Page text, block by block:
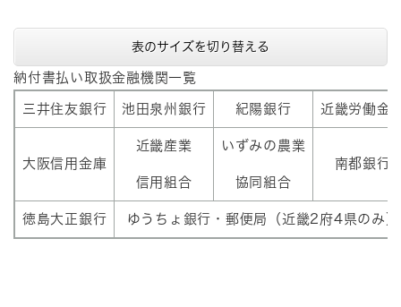
表のサイズを切り替える
​納付書払い取扱金融機関一覧
三井住友銀行 池田泉州銀行 紀陽銀行​ 近畿労働金
大阪信用金庫
近畿産業
信用組合
いずみの農業
協同組合
南都銀行
徳島大正銀行 ゆうちょ銀行・郵便局（近畿2府4県のみ）